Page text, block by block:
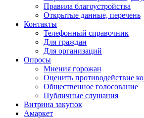
Правила благоустройства
Открытые данные, перечень
Контакты
Телефонный справочник
Для граждан
Для организаций
Опросы
Мнения горожан
Оценить противодействие
Общественное голосование
Публичные слушания
Витрина закупок
Амаркет